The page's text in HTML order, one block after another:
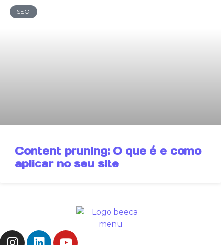
SEO
Content pruning: O que é e como
aplicar no seu site